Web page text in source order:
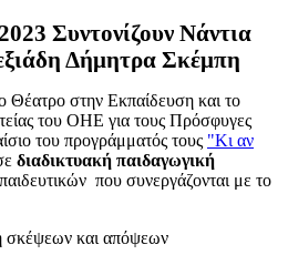
Συντονίζουν Νάντια
Δήμητρα Σκέμπη
Θέατρο στην Εκπαίδευση και το
του ΟΗΕ για τους Πρόσφυγες
του προγράμματός τους "Κι αν
διαδικτυακή παιδαγωγική
που συνεργάζονται με το
σκέψεων και απόψεων